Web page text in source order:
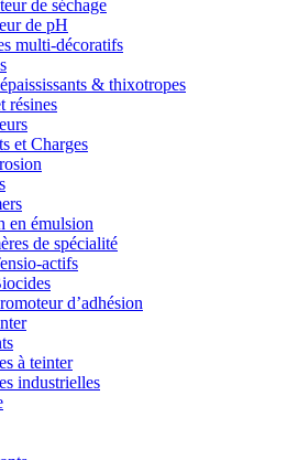
de séchage
de pH
multi-décoratifs
& thixotropes
résines
et Charges
en émulsion
de spécialité
actifs
d’adhésion
à teinter
industrielles